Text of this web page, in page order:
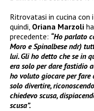
Ritrovatasi in cucina con
quindi, Oriana Marzoli
precedente: “Ho parlato
Moro e Spinalbese ndr)
lui. Gli ho detto che se in
era solo per dare fastidio
ho voluto giocare per fare
solo divertire,
chiedevo scusa,
scusa”.